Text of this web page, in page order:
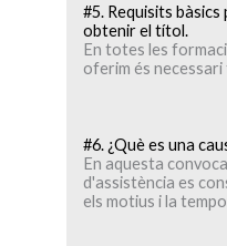
#5. Requisits
obtenir el títol.
En totes les
oferim és
#6. ¿Què es una
En aquesta
d'assistència es
els motius i la